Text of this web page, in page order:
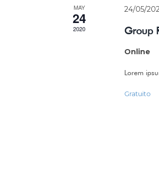
MAY
24
2020
24/05/
Group
Online
Lorem
Gratuito